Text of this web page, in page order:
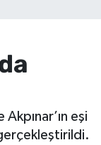
eşi